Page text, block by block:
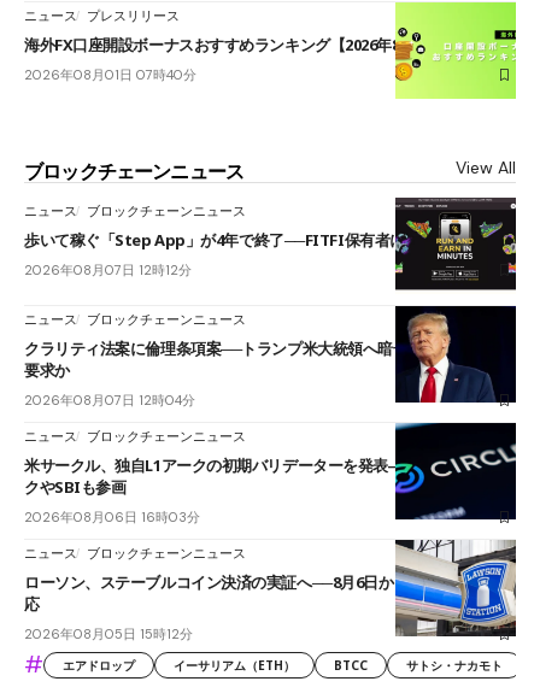
ニュース プレスリリース
海外FX口座開設ボーナスおすすめランキング【2026年8月最新】
2026年08月01日 07時40分
ブロックチェーンニュース View All
ニュース ブロックチェーンニュース
歩いて稼ぐ「Step App」が4年で終了──FITFI保有者に対応呼びかけ
2026年08月07日 12時12分
ニュース ブロックチェーンニュース
クラリティ法案に倫理条項案──トランプ米大統領へ暗号資産事業の売却
要求か
2026年08月07日 12時04分
ニュース ブロックチェーンニュース
米サークル、独自L1アークの初期バリデーターを発表――ブラックロッ
クやSBIも参画
2026年08月06日 16時03分
ニュース ブロックチェーンニュース
ローソン、ステーブルコイン決済の実証へ──8月6日からJPYCやUSDC対
応
2026年08月05日 15時12分
# エアドロップ イーサリアム（ETH） BTCC サトシ・ナカモト